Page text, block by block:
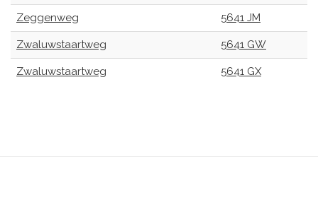
Zeggenweg 5641 JM
Zwaluwstaartweg 5641 GW
Zwaluwstaartweg 5641 GX